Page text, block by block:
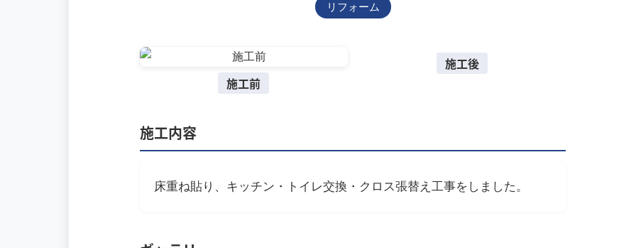
リフォーム
施工前
施工後
施工内容
床重ね貼り、キッチン・トイレ交換・クロス張替え工事をしました。